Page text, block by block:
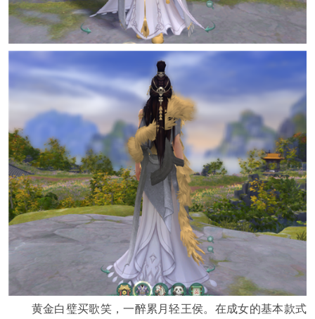
黄金白璧买歌笑，一醉累月轻王侯。在成女的基本款式